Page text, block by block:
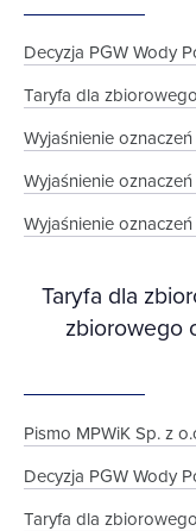
Decyzja PGW Wody
Taryfa dla
Wyjaśnienie
Wyjaśnienie
Wyjaśnienie
Taryfa dla
zbiorowego
Pismo MPWiK Sp. z
Decyzja PGW Wody
Taryfa dla